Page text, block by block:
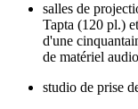
salles de
Tapta (120 pl.)
d'une
de matériel
studio de prise